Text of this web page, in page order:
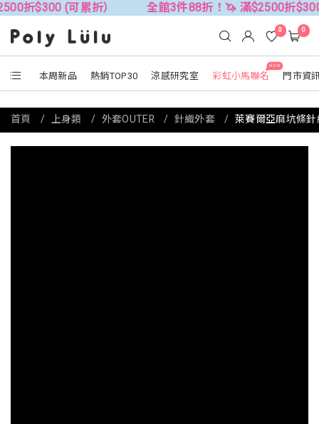
累折） 全館3件88折！🦄 滿$2500折$300 (可累折）
本周新品 熱銷TOP30 涼感研究室
NEW
彩虹小馬聯名 門市資
0 0
首頁 上身類 外套OUTER 針織外套 萊賽爾亞麻坑條